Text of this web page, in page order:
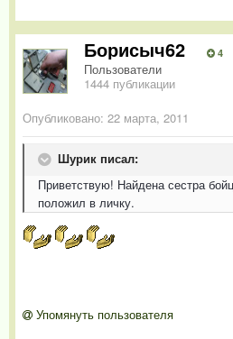
Борисыч62 4
Пользователи
1444 публикации
Опубликовано: 22 марта, 2011
Шурик писал:
Приветствую! Найдена сестра
положил в личку.
Упомянуть пользователя